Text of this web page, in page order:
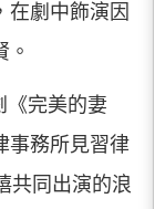
在劇中飾演因
《完美的妻
事務所見習律
共同出演的浪